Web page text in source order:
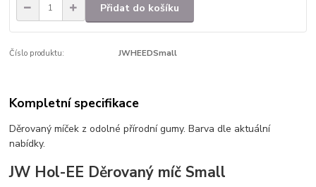
Přidat do košíku
Číslo produktu: JWHEEDSmall
Kompletní specifikace
Děrovaný míček z odolné přírodní gumy. Barva dle aktuální
nabídky.
JW Hol-EE Děrovaný míč Small